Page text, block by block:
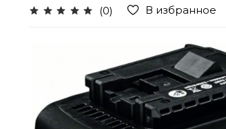
(0) В избранное